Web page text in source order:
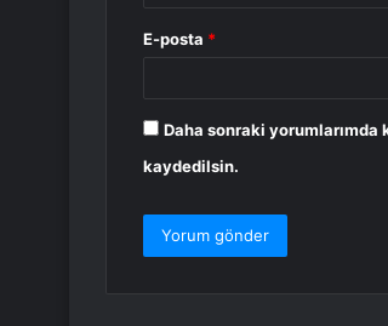
E-posta *
Daha sonraki yorumlarımda
kaydedilsin.